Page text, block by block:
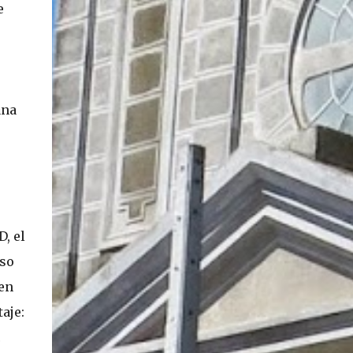
el